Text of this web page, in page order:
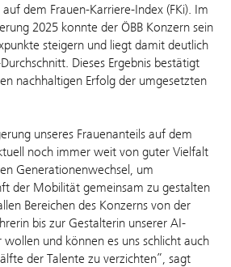
dem Frauen-Karriere-Index (FKi). Im
2025 konnte der ÖBB Konzern sein
steigern und liegt damit deutlich
Dieses Ergebnis bestätigt
nachhaltigen Erfolg der umgesetzten
unseres Frauenanteils auf dem
noch immer weit von guter Vielfalt
Generationenwechsel, um
der Mobilität gemeinsam zu gestalten
Bereichen des Konzerns von der
bis zur Gestalterin unserer AI-
und können es uns schlicht auch
der Talente zu verzichten”, sagt